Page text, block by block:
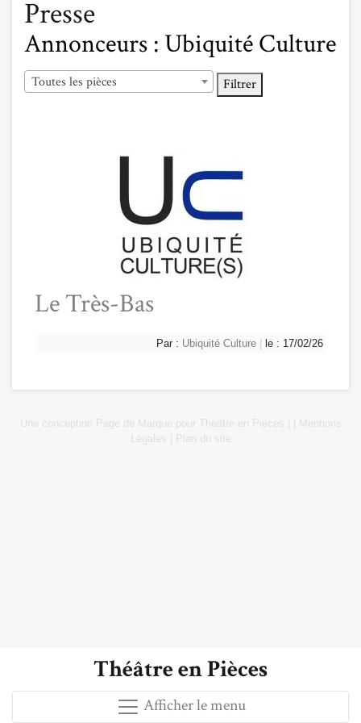
Théâtre en Pièces
Afficher le menu
Presse
Annonceurs : Ubiquité Culture
Toutes les pièces Filtrer
Le Très-Bas
Par : Ubiquité Culture le : 17/02/26
Une conception Page de Marque pour Théâtre en Pièces
Mentions
Légales
Plan du site